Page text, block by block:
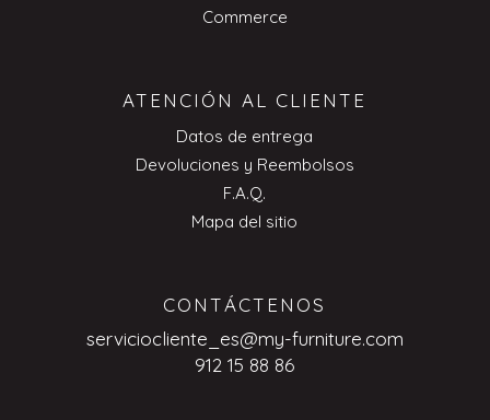
Commerce
ATENCIÓN AL CLIENTE
Datos de entrega
Devoluciones y Reembolsos
F.A.Q.
Mapa del sitio
CONTÁCTENOS
serviciocliente_es@my-furniture.com
912 15 88 86